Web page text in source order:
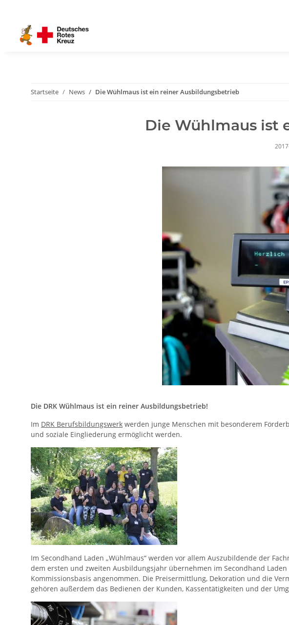
Startseite News Die Wühlmaus ist ein reiner Ausbildungsbetrieb
Die Wühlmaus ist
Die DRK Wühlmaus ist ein reiner Ausbildungsbetrieb!
Im DRK Berufsbildungswerk werden junge Menschen mit besonderem
und soziale Eingliederung ermöglicht werden.
Im Secondhand Laden „Wühlmaus“ werden vor allem Auszubildende der
dem ersten und zweiten Ausbildungsjahr übernehmen im Secondhand
Kommissionsbasis angenommen. Die Preisermittlung, Dekoration und die
gehören außerdem das Bedienen der Kunden, Kassentätigkeiten und der